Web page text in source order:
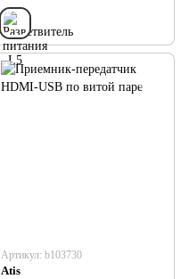
Артикул: b103730
Atis